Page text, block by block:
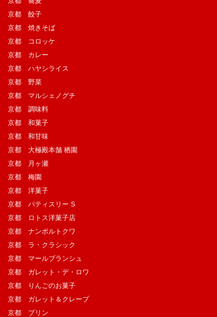
京都 餃子
京都 焼きそば
京都 コロッケ
京都 カレー
京都 ハヤシライス
京都 野菜
京都 マルシェノグチ
京都 調味料
京都 和菓子
京都 和甘味
京都 大極殿本舗 栖園
京都 月ヶ瀬
京都 梅園
京都 洋菓子
京都 パティスリー S
京都 ロトス洋菓子店
京都 ナンポルトクワ
京都 ラ・クラシック
京都 マールブランシュ
京都 ガレット・デ・ロワ
京都 りんごのお菓子
京都 ガレット＆クレープ
京都 プリン